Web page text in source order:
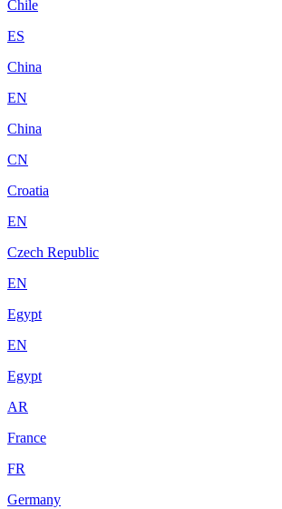
Chile
ES
China
EN
China
CN
Croatia
EN
Czech Republic
EN
Egypt
EN
Egypt
AR
France
FR
Germany